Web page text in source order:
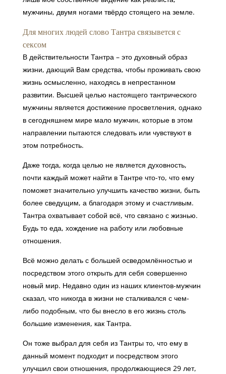
мужчины, двумя ногами твёрдо стоящего на земле.
Для многих людей слово Тантра связывется с
сексом
В действительности Тантра – это духовный образ
жизни, дающий Вам средства, чтобы проживать свою
жизнь осмысленно, находясь в непрестанном
развитии. Высшей целью настоящего тантрического
мужчины является достижение просветления, однако
в сегодняшнем мире мало мужчин, которые в этом
направлении пытаются следовать или чувствуют в
этом потребность.
Даже тогда, когда целью не является духовность,
почти каждый может найти в Тантре что-то, что ему
поможет значительно улучшить качество жизни, быть
более сведущим, а благодаря этому и счастливым.
Тантра охватывает собой всё, что связано с жизнью.
Будь то еда, хождение на работу или любовные
отношения.
Всё можно делать с большей осведомлённостью и
посредством этого открыть для себя совершенно
новый мир. Недавно один из наших клиентов-мужчин
сказал, что никогда в жизни не сталкивался с чем-
либо подобным, что бы внесло в его жизнь столь
большие изменения, как Тантра.
Он тоже выбрал для себя из Тантры то, что ему в
данный момент подходит и посредством этого
улучшил свои отношения, продолжающиеся 29 лет,